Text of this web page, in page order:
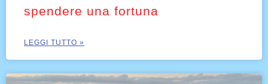
spendere una fortuna
LEGGI TUTTO »